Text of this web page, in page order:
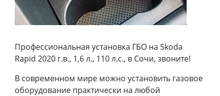
Профессиональная установка ГБО на Skoda
Rapid 2020 г.в., 1,6 л., 110 л.с., в Сочи, звоните!
В современном мире можно установить газовое
оборудование практически на любой